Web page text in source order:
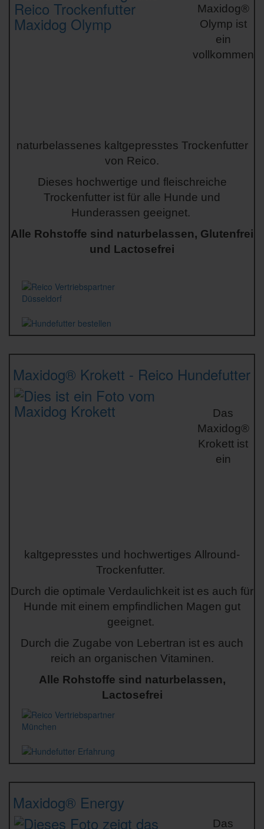
Maxidog®
Olymp ist
ein
vollkommen
naturbelassenes kaltgepresstes Trockenfutter
von Reico.
Dieses hochwertige und fleischreiche
Trockenfutter ist für alle Hunde und
Hunderassen geeignet.
Alle Rohstoffe sind naturbelassen, Glutenfrei
und Lactosefrei
Maxidog® Krokett - Reico Hundefutter
Das
Maxidog®
Krokett ist
ein
kaltgepresstes und hochwertiges Allround-
Trockenfutter.
Durch die optimale Verdaulichkeit ist es auch für
Hunde mit einem empfindlichen Magen gut
geeignet.
Durch die Zugabe von Lebertran ist es auch
reich an organischen Vitaminen.
Alle Rohstoffe sind naturbelassen,
Lactosefrei
Maxidog® Energy
Das